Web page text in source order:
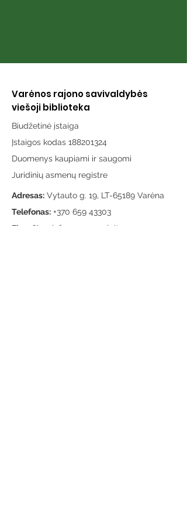
Varėnos rajono savivaldybės
viešoji biblioteka
Biudžetinė įstaiga
Įstaigos kodas 188201324
Duomenys kaupiami ir saugomi
Juridinių asmenų registre
Adresas: Vytauto g. 19, LT-65189 Varėna
Telefonas: +370 659 43303
El. paštas:
info@varenosvb.lt